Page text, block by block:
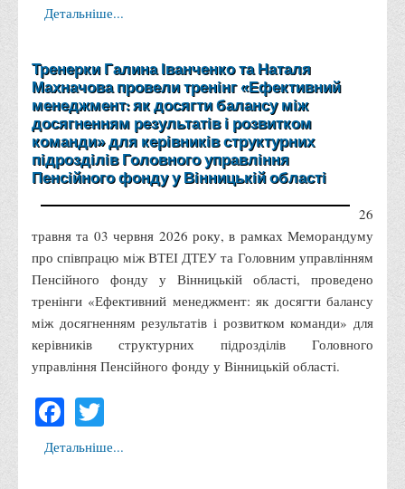
Розклади, графіки
Розклад занять і сесій
Графіки освітнього процесу
Реєстр вибіркових дисциплін
Бази практик
Студентське наукове товариство «ВАТРА»
ТОП-20 кращих студентів
ТОП-20 кращих студентів 2025
ТОП-20 кращих студентів 2024
ТОП-20 кращих студентів 2023
ТОП-20 кращих студентів 2022
ТОП-20 кращих студентів 2021
ТОП-20 кращих студентів 2019
ТОП-20 кращих студентів 2018
Детальніше...
Тренерки Галина Іванченко та Наталя
Махначова провели тренінг «Ефективний
менеджмент: як досягти балансу між
досягненням результатів і розвитком
команди» для керівників структурних
підрозділів Головного управління
Пенсійного фонду у Вінницькій області
26
травня та 03 червня 2026 року, в рамках Меморандуму
про співпрацю між ВТЕІ ДТЕУ та Головним управлінням
Пенсійного фонду у Вінницькій області, проведено
тренінги «Ефективний менеджмент: як досягти балансу
між досягненням результатів і розвитком команди» для
керівників структурних підрозділів Головного
управління Пенсійного фонду у Вінницькій області.
Facebook
Детальніше...